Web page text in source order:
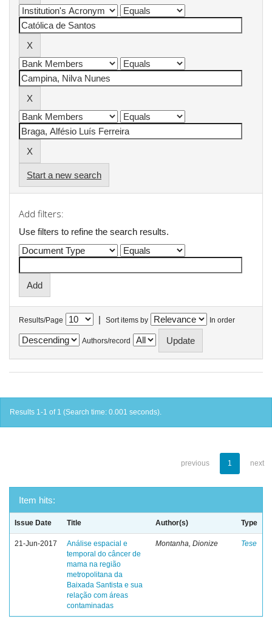
Start a new search
Add filters:
Use filters to refine the search results.
Results/Page | Sort items by In order
Authors/record
Results 1-1 of 1 (Search time: 0.001 seconds).
previous 1 next
Item hits:
Issue Date Title Author(s) Type
21-Jun-2017
Análise espacial e
temporal do câncer de
mama na região
metropolitana da
Baixada Santista e sua
relação com áreas
contaminadas
Montanha, Dionize Tese